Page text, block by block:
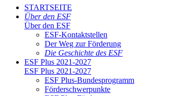
STARTSEITE
Über den ESF
Über den ESF
ESF-Kon­takt­stel­len
Der Weg zur För­de­rung
Die Ge­schich­te des ESF
ESF Plus 2021-2027
ESF Plus 2021-2027
ESF Plus-Bun­des­pro­gramm
För­der­schwer­punk­te